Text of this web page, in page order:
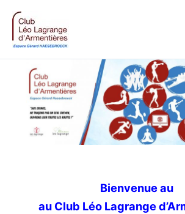
Aller
contenu
Bienvenue au
au Club Léo Lagrange